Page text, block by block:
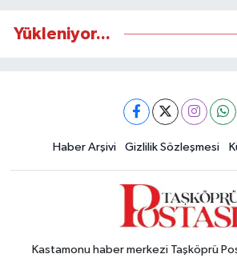
Yükleniyor...
Haber Arşivi Gizlilik Sözleşmesi
Kastamonu haber merkezi Taşköprü